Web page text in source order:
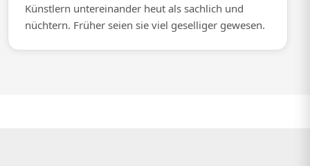
Künstlern untereinander heut als sachlich und
nüchtern. Früher seien sie viel geselliger gewesen.